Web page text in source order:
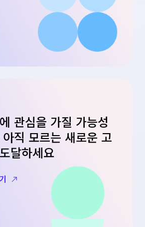
관심을 가질 가능성
직 모르는 새로운 고
달하세요